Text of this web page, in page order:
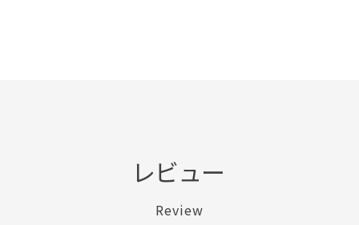
レビュー
Review